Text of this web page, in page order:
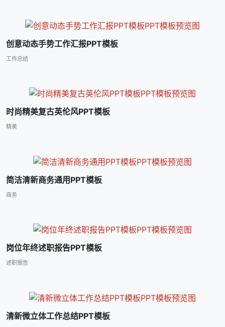
创意动态手势工作汇报PPT模板
工作总结
时尚精美复古英伦风PPT模板
精美
简洁清新商务通用PPT模板
商务
岗位年终述职报告PPT模板
述职报告
清新微立体工作总结PPT模板